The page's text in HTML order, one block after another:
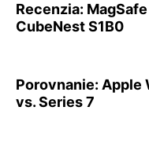
Recenzia:
CubeNest S1B0
Porovnanie: Apple
vs. Series 7